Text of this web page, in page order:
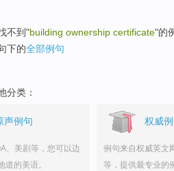
不到"building ownership certificate"的
下的全部例句
分类：
声例句
、美剧等，您可以边
道的美语。
权威
例句来自权威英文
等，提供最专业的